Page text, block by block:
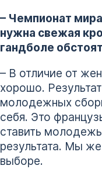
– Чемпионат
нужна свежая
гандболе
– В отличие от
хорошо.
молодежных
себя. Это
ставить
результата. Мы
выборе.